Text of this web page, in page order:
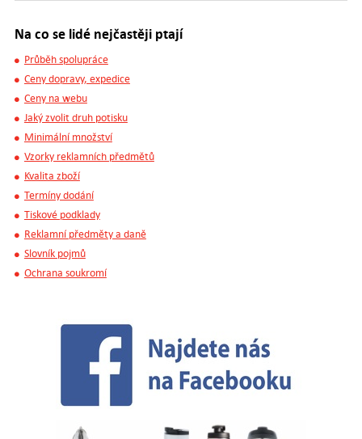
Na co se lidé nejčastěji ptají
Průběh spolupráce
Ceny dopravy, expedice
Ceny na webu
Jaký zvolit druh potisku
Minimální množství
Vzorky reklamních předmětů
Kvalita zboží
Termíny dodání
Tiskové podklady
Reklamní předměty a daně
Slovník pojmů
Ochrana soukromí